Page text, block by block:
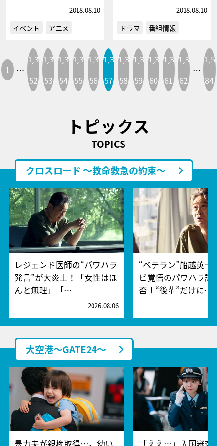
2018.08.10
イベント アニメ
2018.08.10
ドラマ 番組情報
1 …
1,3
52
1,3
53
1,3
54
1,3
55
1,3
56
1,3
57
1,3
58
1,3
59
1,3
60
1,3
61
1,3
62
…
1,5
84
トピックス
TOPICS
クロスロード ～救命救急の約束～
レジェンド医師の“パワハラ
発言”が大炎上！「女性はほ
んと無理」「…
2026.08.06
“ベテラン”船越英一
ビ覚悟のパワハラ謝
否！“後輩”だけに…
大空港～GATE24～
暴力夫が親権取得…。幼い
「ええ…」入国審査